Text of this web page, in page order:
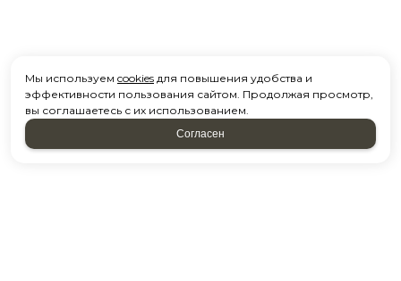
Мы используем cookies для повышения удобства и
эффективности пользования сайтом. Продолжая просмотр,
вы соглашаетесь с их использованием.
Согласен